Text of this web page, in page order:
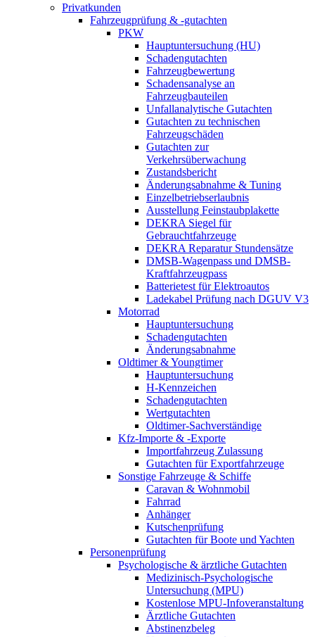
Privatkunden
Fahrzeugprüfung & -gutachten
PKW
Hauptuntersuchung (HU)
Schadengutachten
Fahrzeugbewertung
Schadensanalyse an
Fahrzeugbauteilen
Unfallanalytische Gutachten
Gutachten zu technischen
Fahrzeugschäden
Gutachten zur
Verkehrsüberwachung
Zustandsbericht
Änderungsabnahme & Tuning
Einzelbetriebserlaubnis
Ausstellung Feinstaubplakette
DEKRA Siegel für
Gebrauchtfahrzeuge
DEKRA Reparatur Stundensätze
DMSB-Wagenpass und DMSB-
Kraftfahrzeugpass
Batterietest für Elektroautos
Ladekabel Prüfung nach DGUV V3
Motorrad
Hauptuntersuchung
Schadengutachten
Änderungsabnahme
Oldtimer & Youngtimer
Hauptuntersuchung
H-Kennzeichen
Schadengutachten
Wertgutachten
Oldtimer-Sachverständige
Kfz-Importe & -Exporte
Importfahrzeug Zulassung
Gutachten für Exportfahrzeuge
Sonstige Fahrzeuge & Schiffe
Caravan & Wohnmobil
Fahrrad
Anhänger
Kutschenprüfung
Gutachten für Boote und Yachten
Personenprüfung
Psychologische & ärztliche Gutachten
Medizinisch-Psychologische
Untersuchung (MPU)
Kostenlose MPU-Infoveranstaltung
Ärztliche Gutachten
Abstinenzbeleg